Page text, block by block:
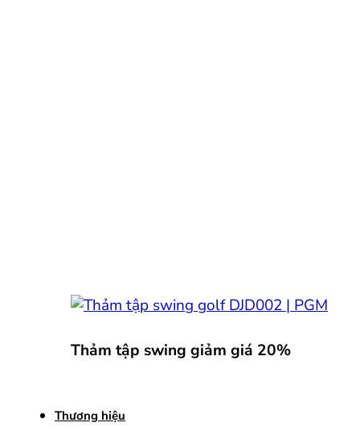
Thảm tập swing giảm giá 20%
Thương hiệu